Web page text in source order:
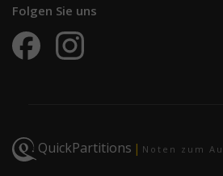
Folgen Sie uns
QuickPartitions | Noten zum